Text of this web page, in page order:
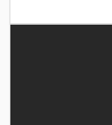
Bouwjaar:2024, =
Utnehekr -